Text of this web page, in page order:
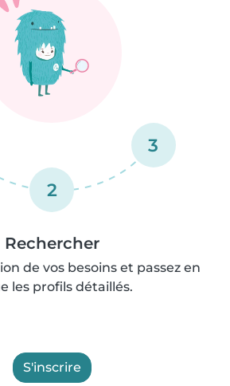
2
3
Rechercher
de vos besoins et passez en
les profils détaillés.
S'inscrire